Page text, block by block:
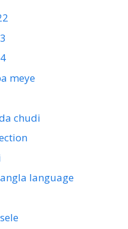
meye
chudi
language